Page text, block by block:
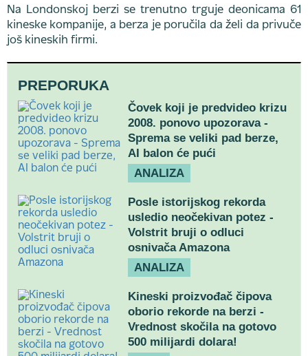
Na Londonskoj berzi se trenutno trguje deonicama 61
kineske kompanije, a berza je poručila da želi da privuče
još kineskih firmi.
PREPORUKA
Čovek koji je predvideo krizu
2008. ponovo upozorava -
Sprema se veliki pad berze,
AI balon će pući
ANALIZA
Posle istorijskog rekorda
usledio neočekivan potez -
Volstrit bruji o odluci
osnivača Amazona
ANALIZA
Kineski proizvođač čipova
oborio rekorde na berzi -
Vrednost skočila na gotovo
500 milijardi dolara!